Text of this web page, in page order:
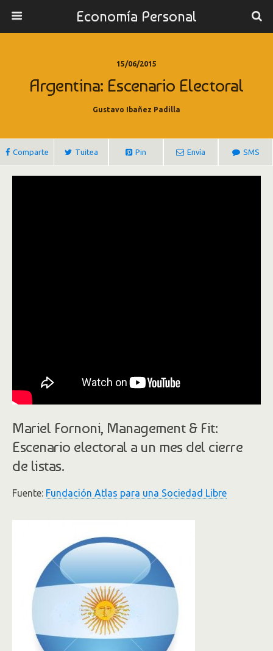
Economía Personal
15/06/2015
Argentina: Escenario Electoral
Gustavo Ibañez Padilla
Comparte Tuitea Pin Envía SMS
Mariel Fornoni, Management & Fit:
Escenario electoral a un mes del cierre
de listas.
Fuente: Fundación Atlas para una Sociedad Libre